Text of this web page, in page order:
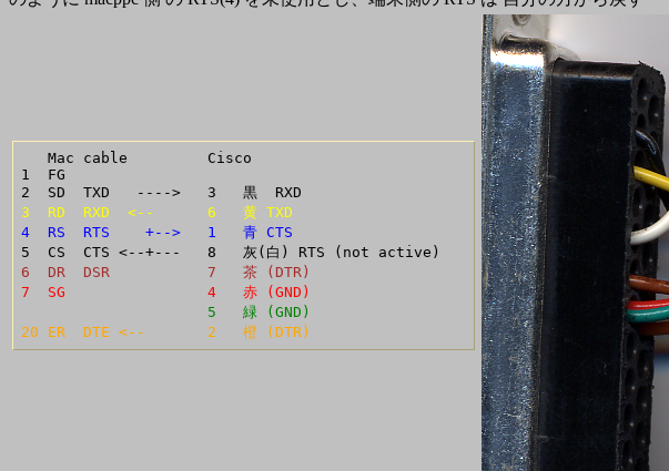
   Mac cable         Cisco
1  FG
3  RD  RXD  <--      6   黄 TXD
4  RS  RTS    +-->   1   青 CTS
6  DR  DSR           7   茶 (DTR)
7  SG                4   赤 (GND)
                     5   緑 (GND)
20 ER  DTE <--       2   橙 (DTR)